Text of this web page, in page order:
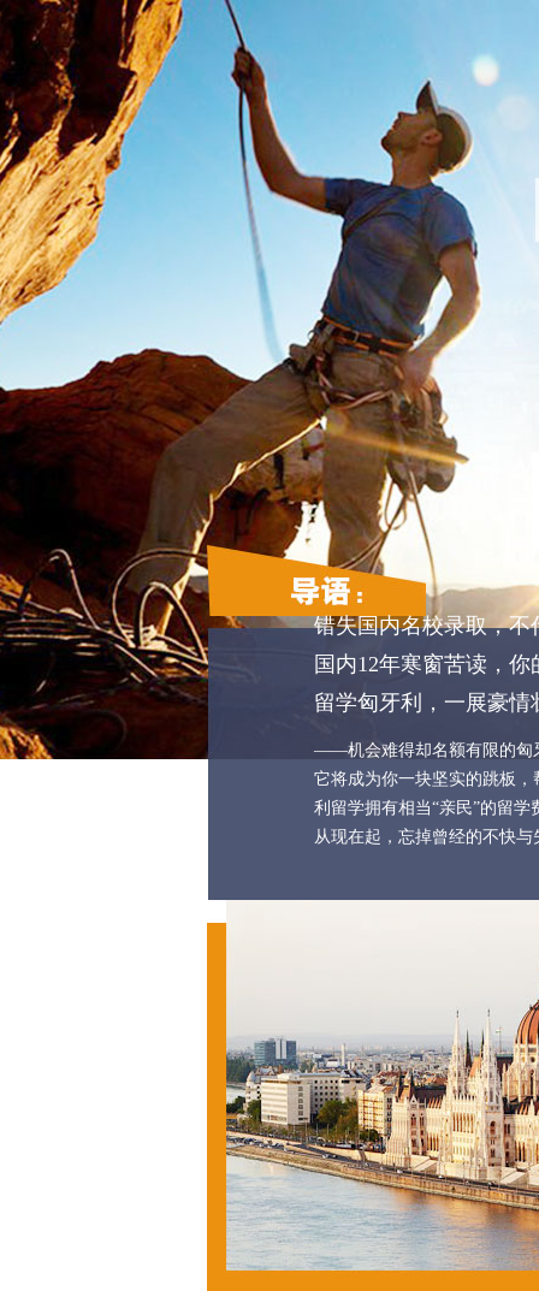
错失国内名校录取，
国内12年寒窗苦读，
留学匈牙利，一展豪
——机会难得却名额有限的匈
它将成为你一块坚实的跳板
利留学拥有相当“亲民”的留学
从现在起，忘掉曾经的不快